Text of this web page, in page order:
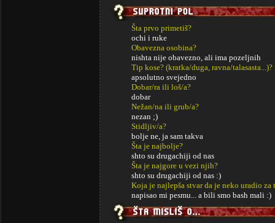
Šta prvo primetiš?
ochi i ruke
Obavezna osobina?
nishta nije obavezno, ali ima pozeljnih
Tip kose? (kratka/duga, ravna/talasasta...)?
apsolutno svejedno
Dobar/ra ili loš/a?
dobar
Nežan/na ili grub/a?
nezan ;)
Stidljiv/a?
bolje ne, ja sam takva
Šta je najbolje?
shto su drugachiji od nas
Šta je najgore u vezi njih?
shto su drugachiji od nas :)
Koja je najlepša stvar da je neko uradio za
napisao mi pesmu... a bili smo bash mali :)